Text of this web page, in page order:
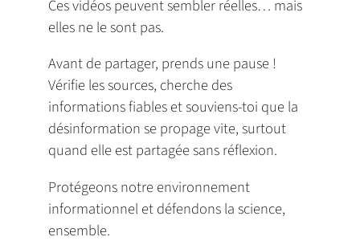
Ces vidéos peuvent sembler réelles… mais
elles ne le sont pas.
Avant de partager, prends une pause !
Vérifie les sources, cherche des
informations fiables et souviens-toi que la
désinformation se propage vite, surtout
quand elle est partagée sans réflexion.
Protégeons notre environnement
informationnel et défendons la science,
ensemble.